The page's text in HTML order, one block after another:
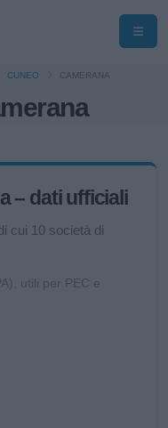
CUNEO CAMERANA
– dati ufficiali
cui 10 società di
utili per PEC e